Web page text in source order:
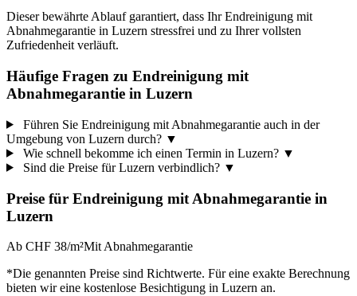
Dieser bewährte Ablauf garantiert, dass Ihr Endreinigung mit
Abnahmegarantie in Luzern stressfrei und zu Ihrer vollsten
Zufriedenheit verläuft.
Häufige Fragen zu Endreinigung mit
Abnahmegarantie in Luzern
Führen Sie Endreinigung mit Abnahmegarantie auch in der
Umgebung von Luzern durch? ▼
Wie schnell bekomme ich einen Termin in Luzern? ▼
Sind die Preise für Luzern verbindlich? ▼
Preise für Endreinigung mit Abnahmegarantie in
Luzern
Ab CHF 38/m²Mit Abnahmegarantie
*Die genannten Preise sind Richtwerte. Für eine exakte Berechnung
bieten wir eine kostenlose Besichtigung in Luzern an.